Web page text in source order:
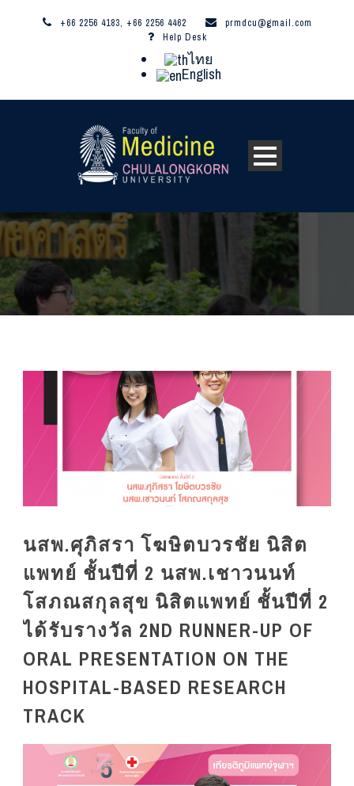
+66 2256 4183, +66 2256 4462
prmdcu@gmail.com
Help Desk
ไทย
English
นสพ.ศุภิสรา โฆษิตบวรชัย นิสิต
แพทย์ ชั้นปีที่ 2 นสพ.เชาวนนท์
โสภณสกุลสุข นิสิตแพทย์ ชั้นปีที่ 2
ได้รับรางวัล 2ND RUNNER-UP OF
ORAL PRESENTATION ON THE
HOSPITAL-BASED RESEARCH
TRACK